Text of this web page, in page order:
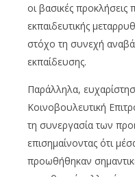
οι βασικές προκλήσεις
εκπαιδευτικής
στόχο τη συνεχή
εκπαίδευσης.
Παράλληλα,
Κοινοβουλευτική
τη συνεργασία των
επισημαίνοντας ότι
προωθήθηκαν